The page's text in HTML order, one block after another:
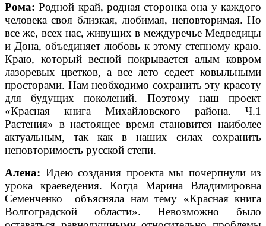
Рома: Родной край, родная сторонка она у каждого
человека своя близкая, любимая, неповторимая. Но
все же, всех нас, живущих в междуречье Медведицы
и Дона, объединяет любовь к этому степному краю.
Краю, который весной покрывается алым ковром
лазоревых цветков, а все лето седеет ковыльными
просторами. Нам необходимо сохранить эту красоту
для будущих поколений. Поэтому наш проект
«Красная книга Михайловского района. Ч.1
Растения» в настоящее время становится наиболее
актуальным, так как в наших силах сохранить
неповторимость русской степи.
Алена: Идею создания проекта мы почерпнули из
урока краеведения. Когда Марина Владимировна
Семенченко объясняла нам тему «Красная книга
Волгоградской области». Невозможно было